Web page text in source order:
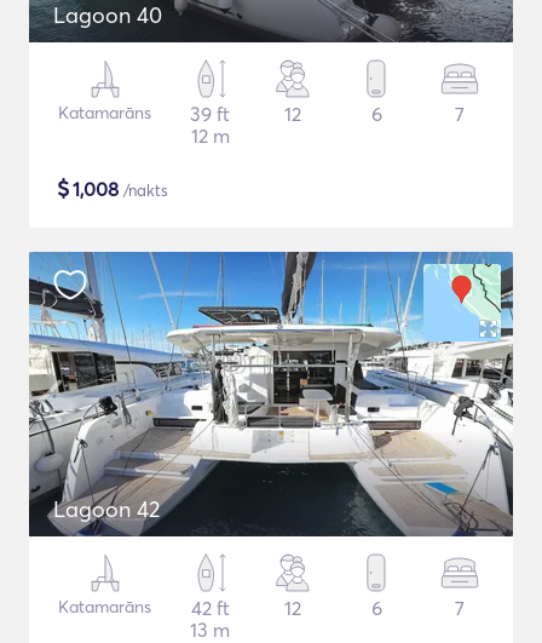
Lagoon 40
Katamarāns
39 ft
12 m
12 6 7
$1,008 /nakts
Lagoon 42
Katamarāns
42 ft
13 m
12 6 7